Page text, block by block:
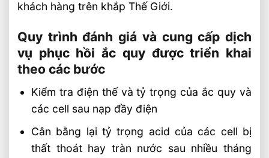
khách hàng trên khắp Thế Giới.
Quy trình đánh giá và cung cấp dịch
vụ phục hồi ắc quy được triển khai
theo các bước
Kiểm tra điện thế và tỷ trọng của ắc quy và
các cell sau nạp đầy điện
Cân bằng lại tỷ trọng acid của các cell bị
thất thoát hay tràn nước sau nhiều tháng